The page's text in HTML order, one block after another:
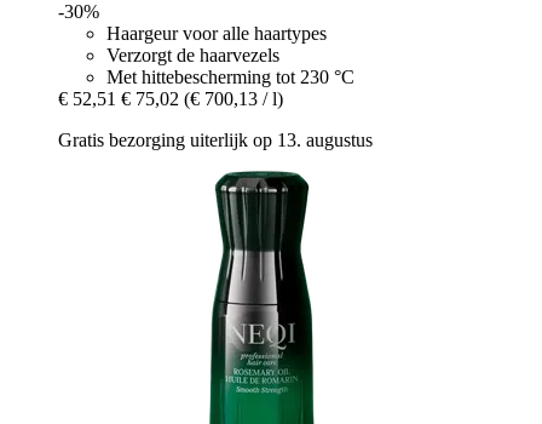
-30%
Haargeur voor alle haartypes
Verzorgt de haarvezels
Met hittebescherming tot 230 °C
€ 52,51 € 75,02 (€ 700,13 / l)
Gratis bezorging uiterlijk op 13. augustus